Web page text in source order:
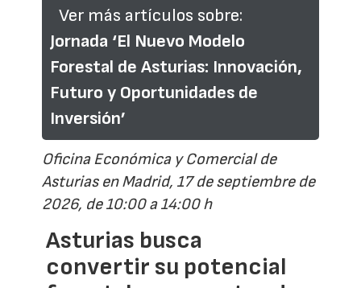
Ver más artículos sobre:
Jornada ‘El Nuevo Modelo
Forestal de Asturias: Innovación,
Futuro y Oportunidades de
Inversión’
Oficina Económica y Comercial de
Asturias en Madrid, 17 de septiembre de
2026, de 10:00 a 14:00 h
Asturias busca
convertir su potencial